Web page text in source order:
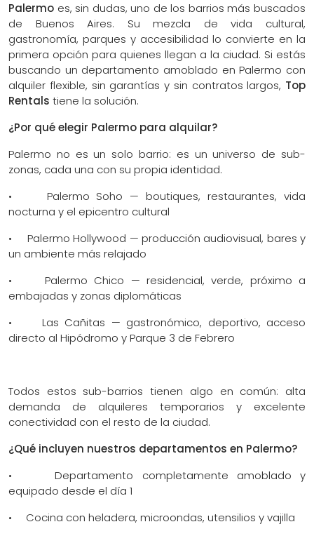
Palermo es, sin dudas, uno de los barrios más buscados
de Buenos Aires. Su mezcla de vida cultural,
gastronomía, parques y accesibilidad lo convierte en la
primera opción para quienes llegan a la ciudad. Si estás
buscando un departamento amoblado en Palermo con
alquiler flexible, sin garantías y sin contratos largos, Top
Rentals tiene la solución.
¿Por qué elegir Palermo para alquilar?
Palermo no es un solo barrio: es un universo de sub-
zonas, cada una con su propia identidad.
• Palermo Soho — boutiques, restaurantes, vida
nocturna y el epicentro cultural
• Palermo Hollywood — producción audiovisual, bares y
un ambiente más relajado
• Palermo Chico — residencial, verde, próximo a
embajadas y zonas diplomáticas
• Las Cañitas — gastronómico, deportivo, acceso
directo al Hipódromo y Parque 3 de Febrero
Todos estos sub-barrios tienen algo en común: alta
demanda de alquileres temporarios y excelente
conectividad con el resto de la ciudad.
¿Qué incluyen nuestros departamentos en Palermo?
• Departamento completamente amoblado y
equipado desde el día 1
• Cocina con heladera, microondas, utensilios y vajilla